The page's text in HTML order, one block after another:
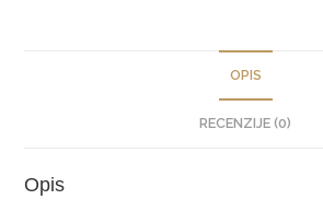
OPIS
RECENZIJE (0)
Opis